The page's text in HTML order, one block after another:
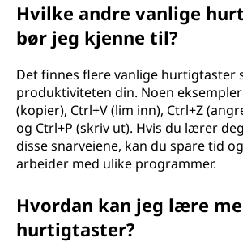
Hvilke andre vanlige
bør jeg kjenne til?
Det finnes flere vanlige hurtigtaster
produktiviteten din. Noen
(kopier), Ctrl+V (lim inn), Ctrl+Z
og Ctrl+P (skriv ut). Hvis du lærer
disse snarveiene, kan du spare tid
arbeider med ulike programmer.
Hvordan kan jeg lære
hurtigtaster?